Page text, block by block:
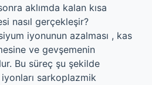
aklımda kalan kısa
nasıl gerçekleşir?
iyonunun azalması , kas
ve gevşemenin
Bu süreç şu şekilde
sarkoplazmik